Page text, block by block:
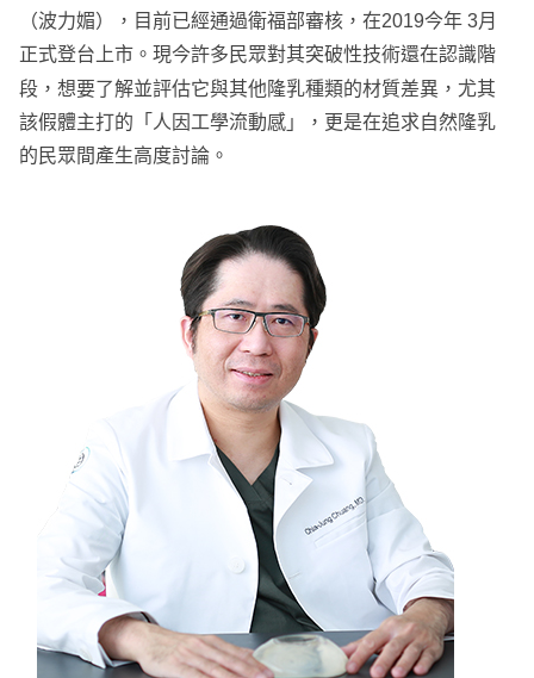
（波力媚），目前已經通過衛福部審核，在2019今年 3月
正式登台上市。現今許多民眾對其突破性技術還在認識階
段，想要了解並評估它與其他隆乳種類的材質差異，尤其
該假體主打的「人因工學流動感」，更是在追求自然隆乳
的民眾間產生高度討論。